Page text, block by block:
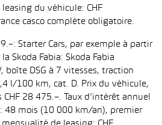
du véhicule: CHF
casco complète obligatoire.
Starter Cars, par exemple à partir
Skoda Fabia: Skoda Fabia
boîte DSG à 7 vitesses, traction
l/100 km, cat. D. Prix du véhicule,
28 475.–. Taux d’intérêt annuel
48 mois (10 000 km/an), premier